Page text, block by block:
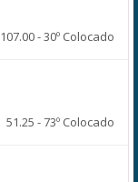
107.00 - 30º Colocado
51.25 - 73º Colocado